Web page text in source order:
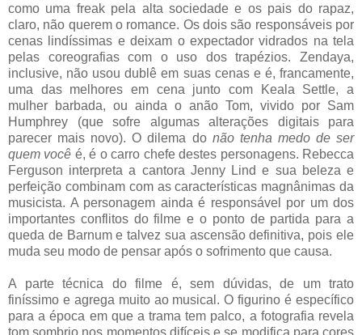
como uma freak pela alta sociedade e os pais do rapaz,
claro, não querem o romance. Os dois são responsáveis por
cenas lindíssimas e deixam o expectador vidrados na tela
pelas coreografias com o uso dos trapézios. Zendaya,
inclusive, não usou dublê em suas cenas e é, francamente,
uma das melhores em cena junto com Keala Settle, a
mulher barbada, ou ainda o anão Tom, vivido por Sam
Humphrey (que sofre algumas alterações digitais para
parecer mais novo). O dilema do não tenha medo de ser
quem você é, é o carro chefe destes personagens. Rebecca
Ferguson interpreta a cantora Jenny Lind e sua beleza e
perfeição combinam com as características magnânimas da
musicista. A personagem ainda é responsável por um dos
importantes conflitos do filme e o ponto de partida para a
queda de Barnum e talvez sua ascensão definitiva, pois ele
muda seu modo de pensar após o sofrimento que causa.
A parte técnica do filme é, sem dúvidas, de um trato
finíssimo e agrega muito ao musical. O figurino é específico
para a época em que a trama tem palco, a fotografia revela
tom sombrio nos momentos difíceis e se modifica para cores